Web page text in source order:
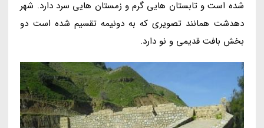
شده است و تابستان هایی گرم و زمستان هایی سرد دارد. شهر
دهدشت همانند تصویری که به دونیمه تقسیم شده است دو
بخش بافت قدیمی و نو دارد.